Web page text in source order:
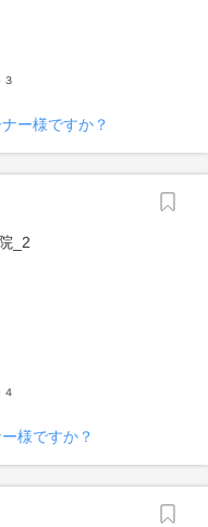
ー様ですか？
様ですか？